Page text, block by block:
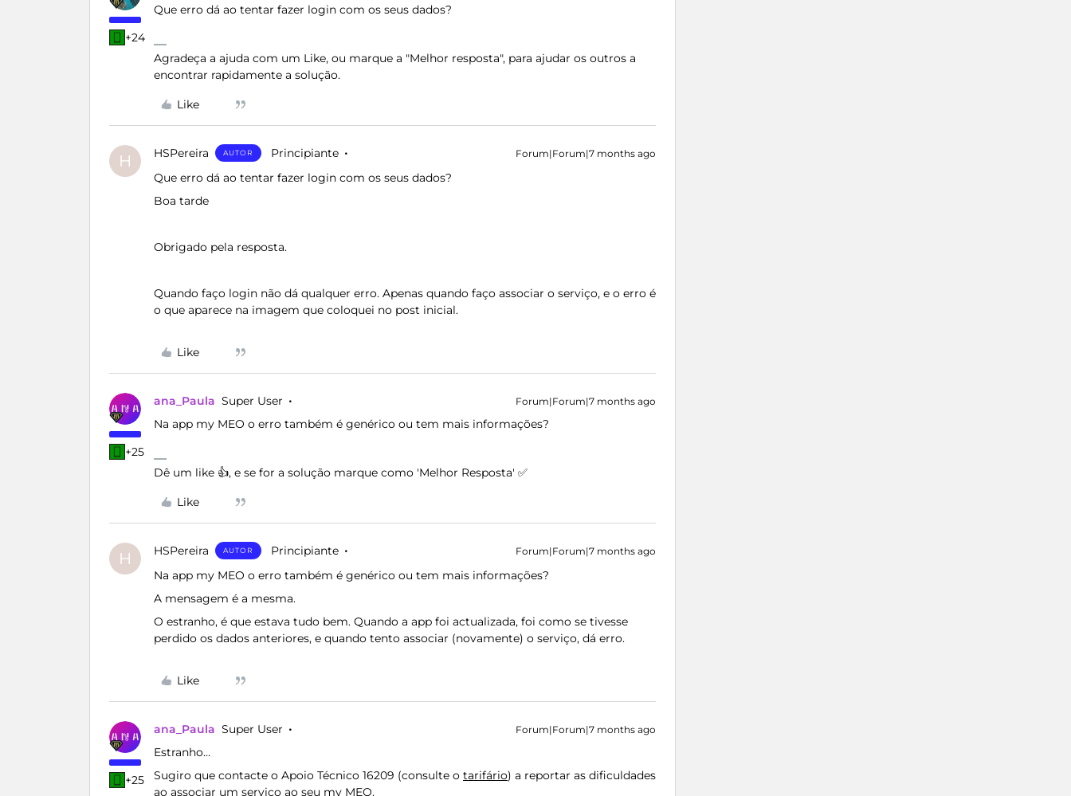
+24
Que erro dá ao tentar fazer login com os seus dados?
Agradeça a ajuda com um Like, ou marque a "Melhor resposta", para ajudar os outros a
encontrar rapidamente a solução.
Like
H HSPereira AUTOR Principiante Forum|Forum|7 months ago
Que erro dá ao tentar fazer login com os seus dados?
Boa tarde
Obrigado pela resposta.
Quando faço login não dá qualquer erro. Apenas quando faço associar o serviço, e o erro é
o que aparece na imagem que coloquei no post inicial.
Like
+25
ana_Paula Super User Forum|Forum|7 months ago
Na app my MEO o erro também é genérico ou tem mais informações?
Dê um like 👍, e se for a solução marque como 'Melhor Resposta' ✅
Like
H HSPereira AUTOR Principiante Forum|Forum|7 months ago
Na app my MEO o erro também é genérico ou tem mais informações?
A mensagem é a mesma.
O estranho, é que estava tudo bem. Quando a app foi actualizada, foi como se tivesse
perdido os dados anteriores, e quando tento associar (novamente) o serviço, dá erro.
Like
+25
ana_Paula Super User Forum|Forum|7 months ago
Estranho…
Sugiro que contacte o Apoio Técnico 16209 (consulte o tarifário) a reportar as dificuldades
ao associar um serviço ao seu my MEO.